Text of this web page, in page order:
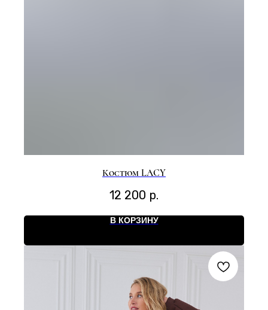
Костюм LACY
12 200 р.
В КОРЗИНУ